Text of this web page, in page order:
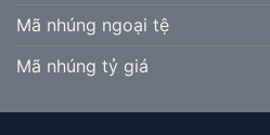
Mã nhúng ngoại tệ
Mã nhúng tỷ giá